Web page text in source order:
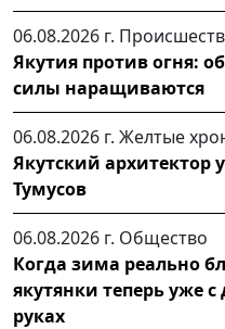
06.08.2026 г.
Якутия против огня:
силы наращиваются
06.08.2026 г. Желтые
Якутский архитектор
Тумусов
06.08.2026 г. Общество
Когда зима реально
якутянки теперь уже
руках